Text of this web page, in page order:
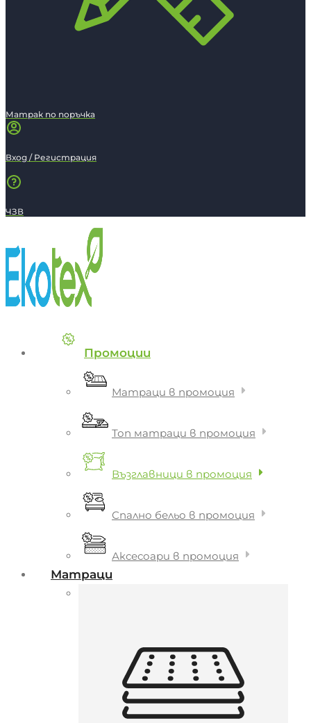
Матрак по поръчка
Вход / Регистрация
ЧЗВ
Промоции
Матраци в промоция
Топ матраци в промоция
Възглавници в промоция
Спално бельо в промоция
Аксесоари в промоция
Матраци